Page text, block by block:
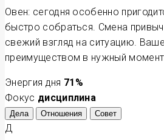
Овен: сегодня особенно
быстро собраться. Смена
свежий взгляд на ситуацию.
преимуществом в нужный
Энергия дня 71 %
Фокус дисциплина
Дела Отношения Совет
Д